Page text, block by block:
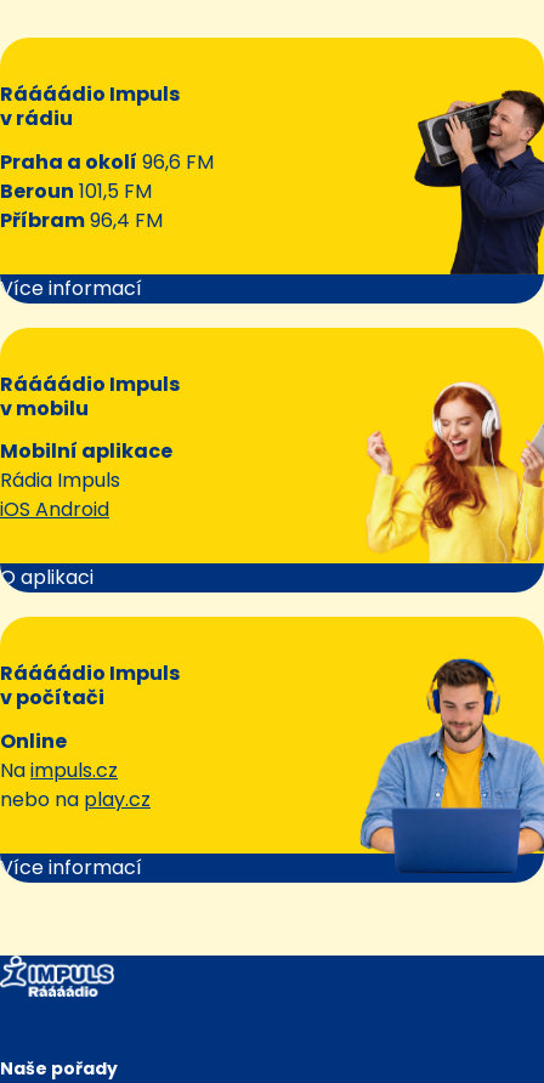
Ráááádio Impuls
v rádiu
Praha a okolí 96,6 FM
Beroun 101,5 FM
Příbram96,4 FM
Více informací
Ráááádio Impuls
v mobilu
Mobilní aplikace
Rádia Impuls
iOS Android
O aplikaci
Ráááádio Impuls
v počítači
Online
Naimpuls.cz
nebo na play.cz
Více informací
Naše pořady